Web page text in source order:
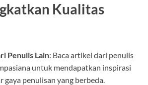
Kualitas
Penulis Lain: Baca artikel dari penulis
untuk mendapatkan inspirasi
gaya penulisan yang berbeda.